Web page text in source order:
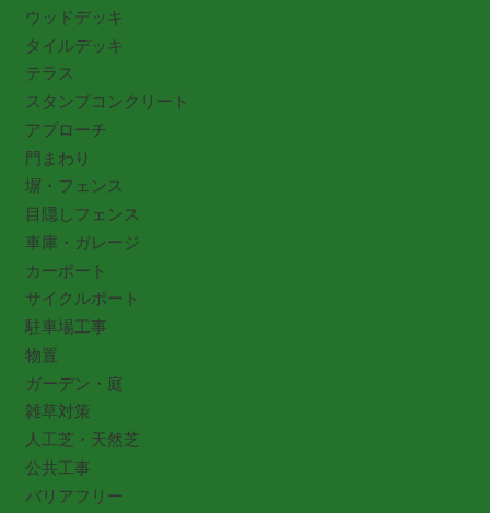
ウッドデッキ
タイルデッキ
テラス
スタンプコンクリート
アプローチ
門まわり
塀・フェンス
目隠しフェンス
車庫・ガレージ
カーポート
サイクルポート
駐車場工事
物置
ガーデン・庭
雑草対策
人工芝・天然芝
公共工事
バリアフリー